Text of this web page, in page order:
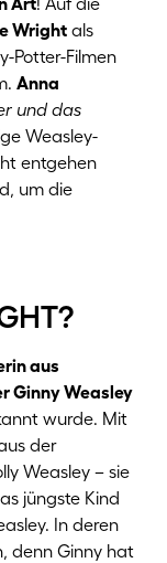
Wright als
Potter-Filmen
Anna
und das
Weasley-
entgehen
um die
aus
Ginny Weasley
wurde. Mit
der
Weasley – sie
jüngste Kind
In deren
denn Ginny hat